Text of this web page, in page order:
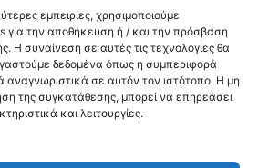
εμπειρίες, χρησιμοποιούμε
για την αποθήκευση ή / και την πρόσβαση
Η συναίνεση σε αυτές τις τεχνολογίες θα
δεδομένα όπως η συμπεριφορά
αναγνωριστικά σε αυτόν τον ιστότοπο. Η μη
της συγκατάθεσης, μπορεί να επηρεάσει
και λειτουργίες.
All rights reserved
ΕλλάδαΤηλ: +30 2311 226 200